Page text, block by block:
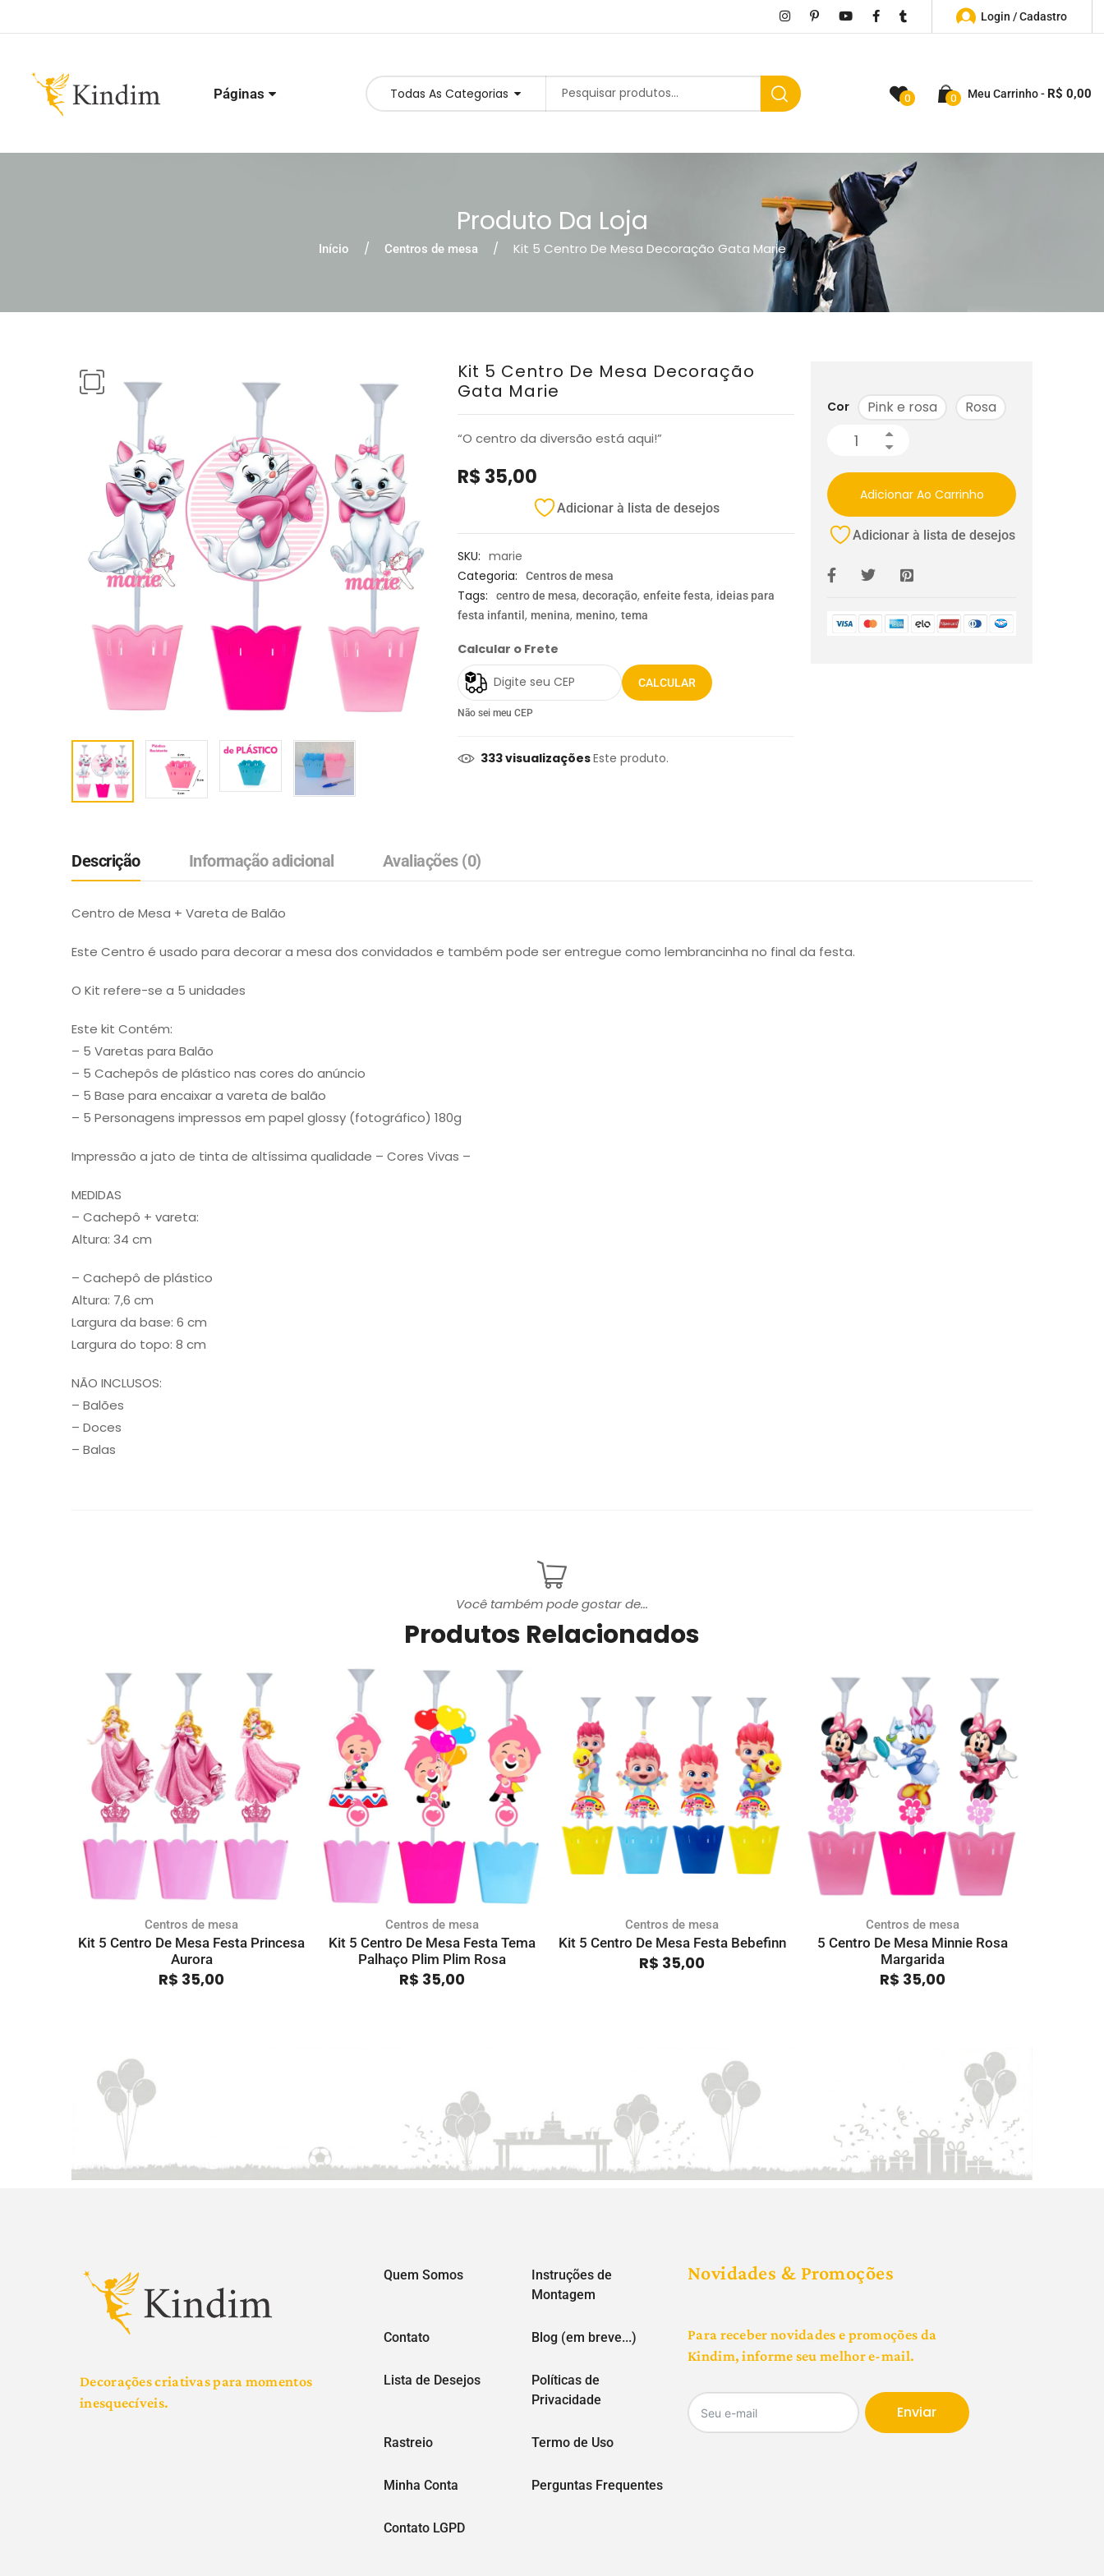
Login / Cadastro
Páginas Todas As Categorias 0 0 Meu Carrinho R$ 0,00
Produto Da Loja
Início Centros de mesa Kit 5 Centro De Mesa Decoração Gata Marie
Kit 5 Centro De Mesa Decoração
Gata Marie
“O centro da diversão está aqui!”
R$ 35,00
Adicionar à lista de desejos
SKU: marie
Categoria:
Centros de mesa
Tags: centro de mesa,decoração,enfeite festa, ideias para
festa infantil ,menina,menino,tema
Calcular o Frete
CALCULAR
Não sei meu CEP
333 visualizaçõesEste produto.
Cor Pink e rosa Rosa
Adicionar Ao Carrinho
Adicionar à lista de desejos
Descrição Informação adicional Avaliações (0)
Centro de Mesa + Vareta de Balão
Este Centro é usado para decorar a mesa dos convidados e também pode ser entregue como lembrancinha no final da festa.
O Kit refere-se a 5 unidades
Este kit Contém:
– 5 Varetas para Balão
– 5 Cachepôs de plástico nas cores do anúncio
– 5 Base para encaixar a vareta de balão
– 5 Personagens impressos em papel glossy (fotográfico) 180g
Impressão a jato de tinta de altíssima qualidade – Cores Vivas –
MEDIDAS
– Cachepô + vareta:
Altura: 34 cm
– Cachepô de plástico
Altura: 7,6 cm
Largura da base: 6 cm
Largura do topo: 8 cm
NÃO INCLUSOS:
– Balões
– Doces
– Balas
Você também pode gostar de...
Produtos Relacionados
Centros de mesa
Kit 5 Centro De Mesa Festa Princesa
Aurora
R$ 35,00
Centros de mesa
Kit 5 Centro De Mesa Festa Tema
Palhaço Plim Plim Rosa
R$ 35,00
Centros de mesa
Kit 5 Centro De Mesa Festa Bebefinn
R$ 35,00
Centros de mesa
5 Centro De Mesa Minnie Rosa
Margarida
R$ 35,00
Decorações criativas para momentos
inesquecíveis.
Quem Somos
Instruções de
Montagem
Contato Blog (em breve...)
Lista de Desejos
Políticas de
Privacidade
Rastreio Termo de Uso
Minha Conta Perguntas Frequentes
Contato LGPD
Novidades & Promoções
Para receber novidades e promoções da
Kindim, informe seu melhor e-mail.
Enviar